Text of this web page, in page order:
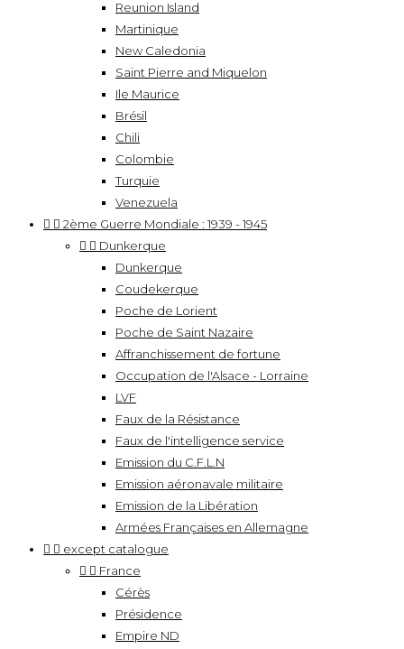
Reunion Island
Martinique
New Caledonia
Saint Pierre and Miquelon
Ile Maurice
Brésil
Chili
Colombie
Turquie
Venezuela
  2ème Guerre Mondiale : 1939 - 1945
  Dunkerque
Dunkerque
Coudekerque
Poche de Lorient
Poche de Saint Nazaire
Affranchissement de fortune
Occupation de l'Alsace - Lorraine
LVF
Faux de la Résistance
Faux de l'intelligence service
Emission du C.F.L.N
Emission aéronavale militaire
Emission de la Libération
Armées Françaises en Allemagne
  except catalogue
  France
Cérès
Présidence
Empire ND